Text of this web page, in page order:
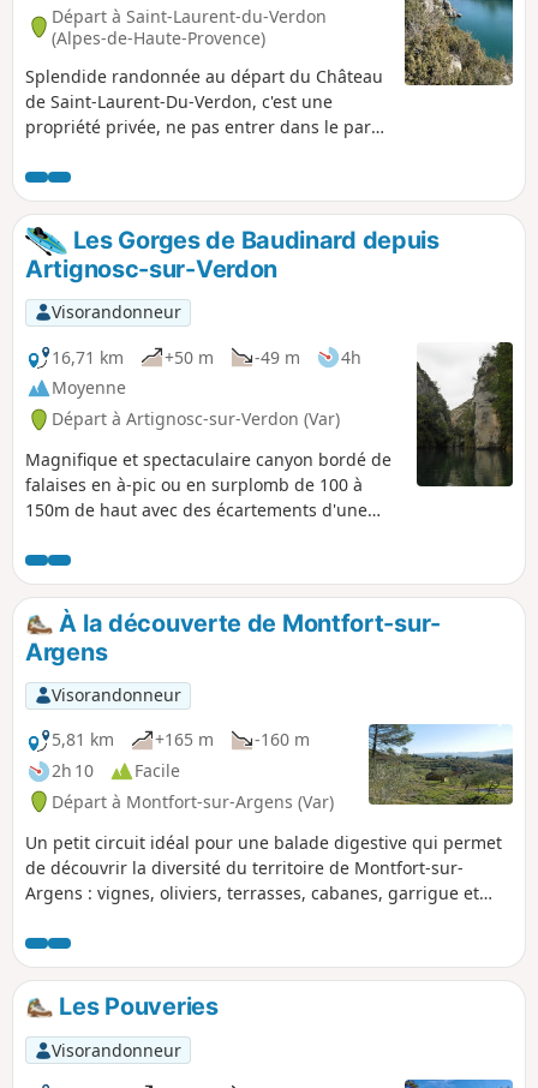
Départ à Saint-Laurent-du-Verdon
(Alpes-de-Haute-Provence)
Splendide randonnée au départ du Château
de Saint-Laurent-Du-Verdon, c'est une
propriété privée, ne pas entrer dans le parc
chemins forestiers, longerez une partie des
gorges du Verdon, une partie du Lac
d'Artignosc, mais aussi de magnifiques
prairies verdoyantes et champs de lavande
en fleurs, de la mi Juin à la mi-Juillet. C'est
une randonnée facile, idéale pour les
marcheurs débutants et occasionnels
Les Gorges de Baudinard depuis
Artignosc-sur-Verdon
Visorandonneur
16,71 km
+50 m -49 m
4h
Moyenne
Départ à Artignosc-sur-Verdon (Var)
Magnifique et spectaculaire canyon bordé de
falaises en à-pic ou en surplomb de 100 à
150m de haut avec des écartements d'une
forme la première partie des basses gorges
du Verdon.Les parois rocheuses sont percées
de nombreuses grottes dont on peut
apercevoir l'entrée depuis le lit du Verdon
dont l'eau sort entre 8 et 10° du barrage (voir
§ Infos pratiques).
À la découverte de Montfort-sur-
Argens
Visorandonneur
5,81 km
+165 m
-160 m
2h 10
Facile
Départ à Montfort-sur-Argens (Var)
Un petit circuit idéal pour une balade digestive qui permet
de découvrir la diversité du territoire de Montfort-sur-
Argens : vignes, oliviers, terrasses, cabanes, garrigue et
diversité de ce circuit, sans compter les points de vue sur le
village, sur les Petit et Gros Bessillon. Le départ et l'arrivée
du circuit permettent de découvrir les ruelles pittoresques
du vieux village. Aucune difficulté particulière.
Les Pouveries
Visorandonneur